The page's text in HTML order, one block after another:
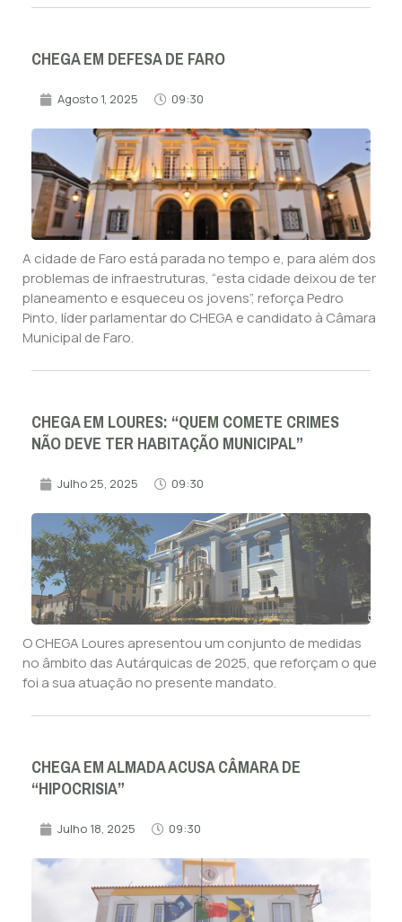
CHEGA EM DEFESA DE FARO
Agosto 1, 2025 09:30
A cidade de Faro está parada no tempo e, para além dos
problemas de infraestruturas, “esta cidade deixou de ter
planeamento e esqueceu os jovens”, reforça Pedro
Pinto, líder parlamentar do CHEGA e candidato à Câmara
Municipal de Faro.
CHEGA EM LOURES: “QUEM COMETE CRIMES
NÃO DEVE TER HABITAÇÃO MUNICIPAL”
Julho 25, 2025 09:30
O CHEGA Loures apresentou um conjunto de medidas
no âmbito das Autárquicas de 2025, que reforçam o que
foi a sua atuação no presente mandato.
CHEGA EM ALMADA ACUSA CÂMARA DE
“HIPOCRISIA”
Julho 18, 2025 09:30